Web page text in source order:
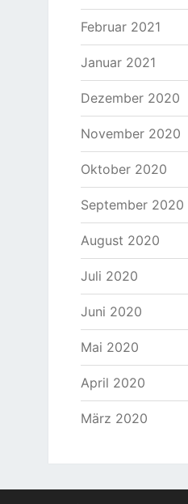
Februar 2021
Januar 2021
Dezember 2020
November 2020
Oktober 2020
September 2020
August 2020
Juli 2020
Juni 2020
Mai 2020
April 2020
März 2020